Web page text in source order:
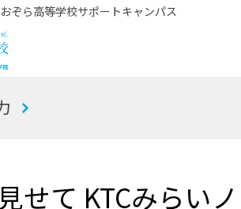
ぞら高等学校サポートキャンパス
お
せて KTCみらいノ